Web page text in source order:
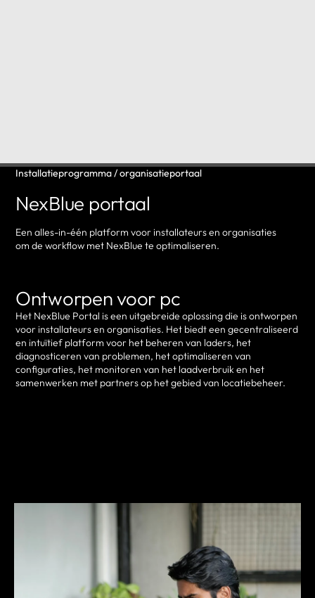
Installatieprogramma / organisatieportaal
NexBlue portaal
Een alles-in-één platform voor installateurs en organisaties
om de workflow met NexBlue te optimaliseren.
Ontworpen voor pc
Het NexBlue Portal is een uitgebreide oplossing die is ontworpen
voor installateurs en organisaties. Het biedt een gecentraliseerd
en intuïtief platform voor het beheren van laders, het
diagnosticeren van problemen, het optimaliseren van
configuraties, het monitoren van het laadverbruik en het
samenwerken met partners op het gebied van locatiebeheer.